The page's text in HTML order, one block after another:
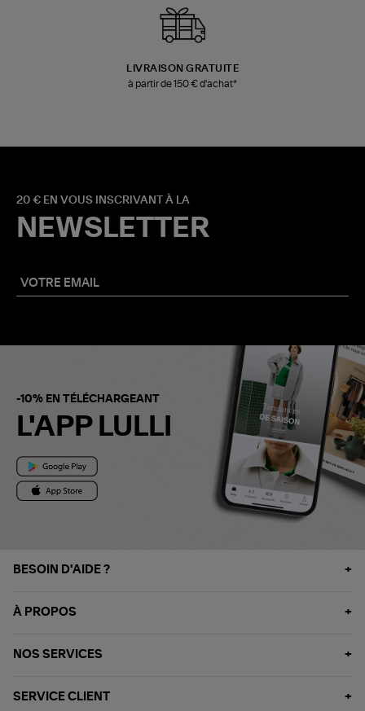
LIVRAISON GRATUITE
à partir de 150 € d'achat*
20 € EN VOUS INSCRIVANT À LA
NEWSLETTER
-10% EN TÉLÉCHARGEANT
L'APP LULLI
BESOIN D'AIDE ?
À PROPOS
NOS SERVICES
SERVICE CLIENT